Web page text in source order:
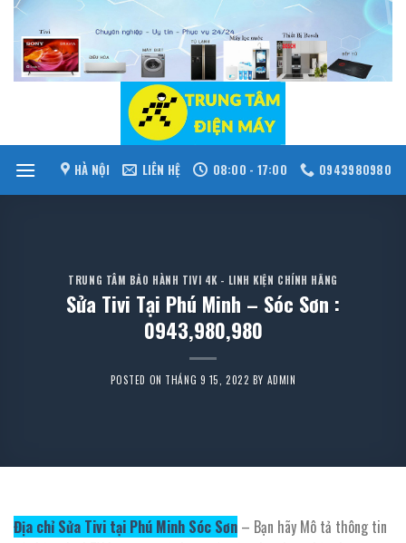
Skip
content
HÀ NỘI LIÊN HỆ 08:00 - 17:00 0943980980
TRUNG TÂM BẢO HÀNH TIVI 4K - LINH KIỆN CHÍNH HÃNG
Sửa Tivi Tại Phú Minh – Sóc Sơn :
0943,980,980
POSTED ON THÁNG 9 15, 2022 BY ADMIN
Địa chỉ Sửa Tivi tại Phú Minh Sóc Sơn – Bạn hãy Mô tả thông tin